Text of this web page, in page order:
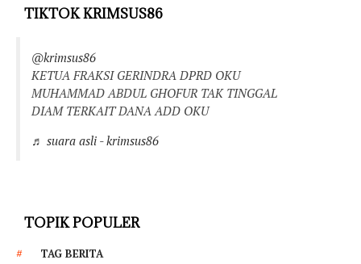
TIKTOK KRIMSUS86
@krimsus86
KETUA FRAKSI GERINDRA DPRD OKU
MUHAMMAD ABDUL GHOFUR TAK TINGGAL
DIAM TERKAIT DANA ADD OKU
♬ suara asli - krimsus86
TOPIK POPULER
TAG BERITA